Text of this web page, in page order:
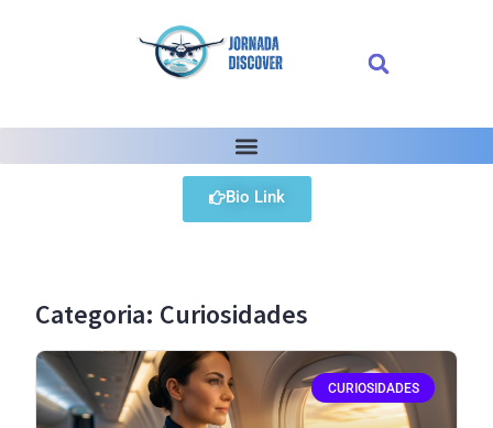
Bio Link
Categoria: Curiosidades
CURIOSIDADES